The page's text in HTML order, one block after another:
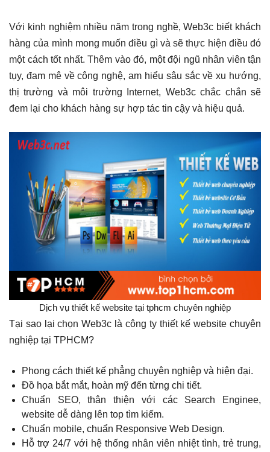
Với kinh nghiệm nhiều năm trong nghề, Web3c biết khách
hàng của mình mong muốn điều gì và sẽ thực hiện điều đó
một cách tốt nhất. Thêm vào đó, một đội ngũ nhân viên tận
tụy, đam mê về công nghệ, am hiểu sâu sắc về xu hướng,
thị trường và môi trường Internet, Web3c chắc chắn sẽ
đem lại cho khách hàng sự hợp tác tin cậy và hiệu quả.
Dịch vụ thiết kế website tại tphcm chuyên nghiệp
Tại sao lại chọn Web3c là công ty thiết kế website chuyên
nghiệp tại TPHCM?
Phong cách thiết kế phẳng chuyên nghiệp và hiện đại.
Đồ họa bắt mắt, hoàn mỹ đến từng chi tiết.
Chuẩn SEO, thân thiện với các Search Enginee,
website dễ dàng lên top tìm kiếm.
Chuẩn mobile, chuẩn Responsive Web Design.
Hỗ trợ 24/7 với hệ thống nhân viên nhiệt tình, trẻ trung,